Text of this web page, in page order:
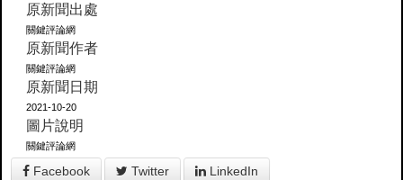
原新聞出處
關鍵評論網
原新聞作者
關鍵評論網
原新聞日期
2021-10-20
圖片說明
關鍵評論網
Facebook Twitter LinkedIn